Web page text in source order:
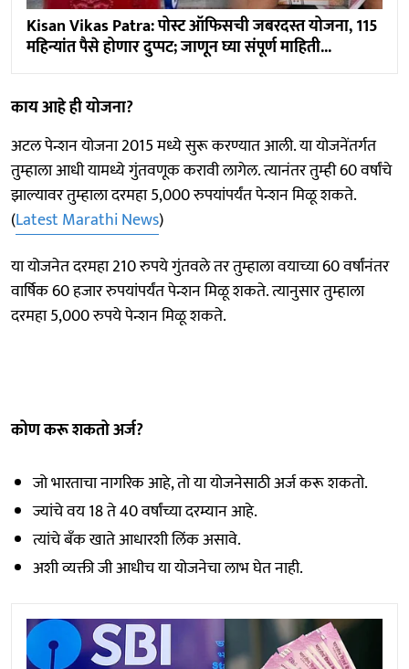
Kisan Vikas Patra: पोस्ट ऑफिसची जबरदस्त योजना, 115
महिन्यांत पैसे होणार दुप्पट; जाणून घ्या संपूर्ण माहिती...
काय आहे ही योजना?
अटल पेन्शन योजना 2015 मध्ये सुरू करण्यात आली. या योजनेंतर्गत
तुम्हाला आधी यामध्ये गुंतवणूक करावी लागेल. त्यानंतर तुम्ही 60 वर्षांचे
झाल्यावर तुम्हाला दरमहा 5,000 रुपयांपर्यंत पेन्शन मिळू शकते.
(Latest Marathi News)
या योजनेत दरमहा 210 रुपये गुंतवले तर तुम्हाला वयाच्या 60 वर्षांनंतर
वार्षिक 60 हजार रुपयांपर्यंत पेन्शन मिळू शकते. त्यानुसार तुम्हाला
दरमहा 5,000 रुपये पेन्शन मिळू शकते.
कोण करू शकतो अर्ज?
जो भारताचा नागरिक आहे, तो या योजनेसाठी अर्ज करू शकतो.
ज्यांचे वय 18 ते 40 वर्षांच्या दरम्यान आहे.
त्यांचे बँक खाते आधारशी लिंक असावे.
अशी व्यक्ती जी आधीच या योजनेचा लाभ घेत नाही.